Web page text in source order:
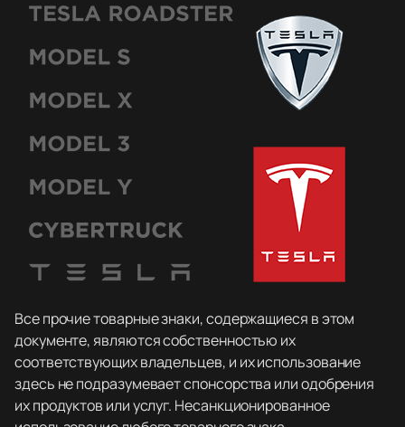
Все прочие товарные знаки, содержащиеся в этом
документе, являются собственностью их
соответствующих владельцев, и их использование
здесь не подразумевает спонсорства или одобрения
их продуктов или услуг. Несанкционированное